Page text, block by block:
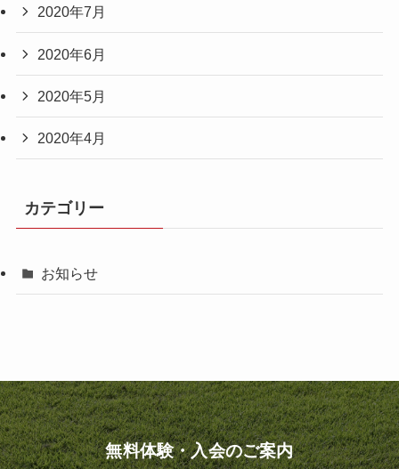
2020年7月
2020年6月
2020年5月
2020年4月
カテゴリー
お知らせ
無料体験・入会のご案内